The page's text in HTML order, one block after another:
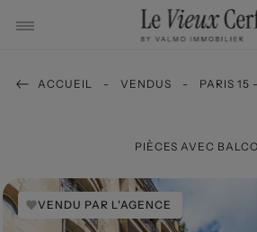
ACCUEIL VENDUS PARIS 15
PIÈCES AVEC
VENDU PAR L'AGENCE